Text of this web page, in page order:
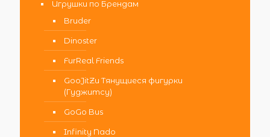
Игрушки по Брендам
Bruder
Dinoster
FurReal Friends
GooJitZu Тянущиеся фигурки
(Гуджитсу)
GoGo Bus
Infinity Nado